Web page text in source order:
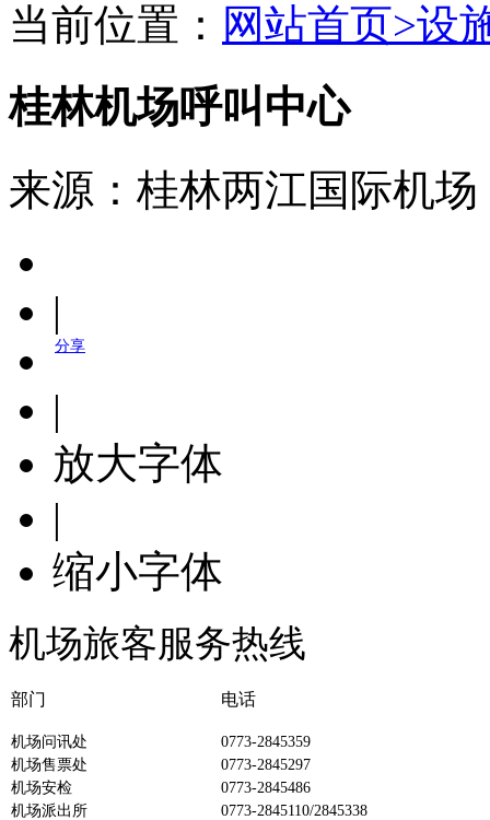
当前位置： 网站首页>设
桂林机场呼叫中心
来源：桂林两江国际机场
|
分享
|
放大字体
|
缩小字体
机场旅客服务热线
部门 电话
机场问讯处
0773-2845359
机场售票处
0773-2845297
机场安检
0773-2845486
机场派出所
0773-2845110/2845338